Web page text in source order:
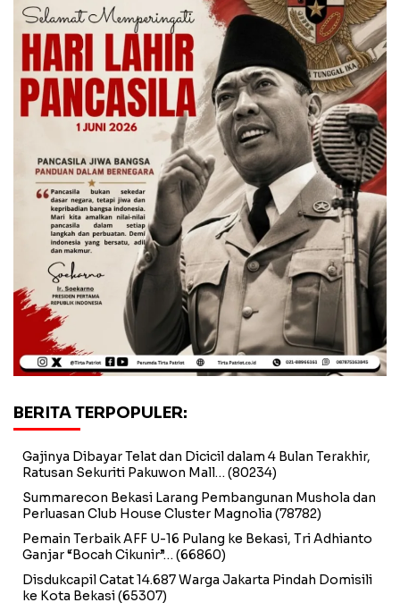
BERITA TERPOPULER:
Gajinya Dibayar Telat dan Dicicil dalam 4 Bulan Terakhir,
Ratusan Sekuriti Pakuwon Mall… (80234)
Summarecon Bekasi Larang Pembangunan Mushola dan
Perluasan Club House Cluster Magnolia (78782)
Pemain Terbaik AFF U-16 Pulang ke Bekasi, Tri Adhianto
Ganjar “Bocah Cikunir”… (66860)
Disdukcapil Catat 14.687 Warga Jakarta Pindah Domisili
ke Kota Bekasi(65307)